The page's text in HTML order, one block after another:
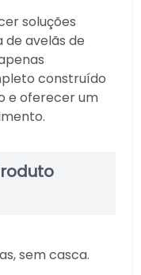
soluções
de avelãs de
construído
e oferecer um
sem casca.